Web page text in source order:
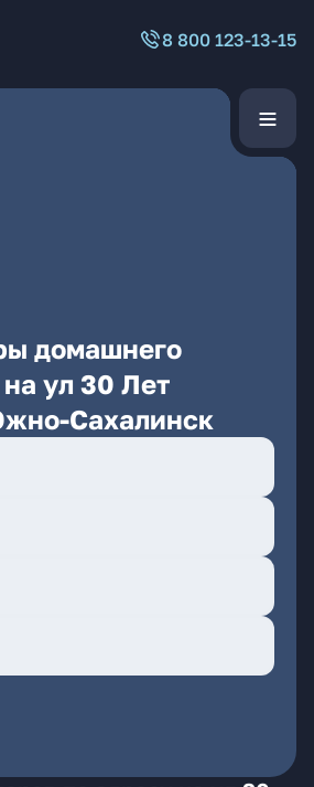
8 800 123-13-15
домашнего
ул 30 Лет
Сахалинск